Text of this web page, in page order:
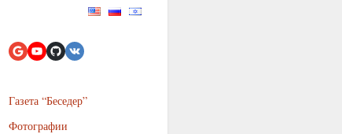
Газета “Беседер”
Фотографии